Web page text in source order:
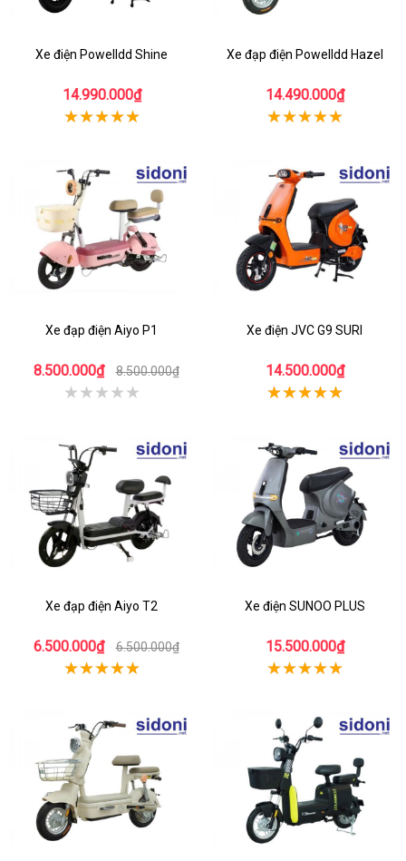
Xe điện Powelldd Shine
14.990.000₫
Xe đạp điện Powelldd Hazel
14.490.000₫
Xe đạp điện Aiyo P1
8.500.000₫ 8.500.000₫
Xe điện JVC G9 SURI
14.500.000₫
Xe đạp điện Aiyo T2
6.500.000₫ 6.500.000₫
Xe điện SUNOO PLUS
15.500.000₫